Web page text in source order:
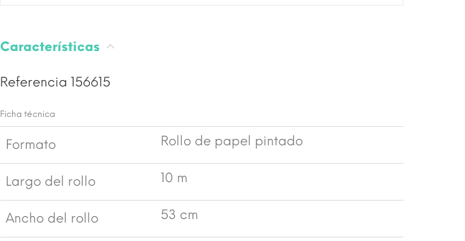
Características
Referencia 156615
Ficha técnica
Formato Rollo de papel pintado
Largo del rollo 10 m
Ancho del rollo 53 cm